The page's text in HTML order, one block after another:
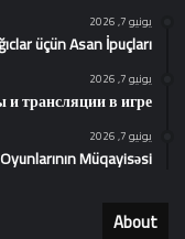
يونيو 7, 2026
üçün Asan İpuçları
يونيو 7, 2026
и трансляции в игре
يونيو 7, 2026
Müqayisəsi
About